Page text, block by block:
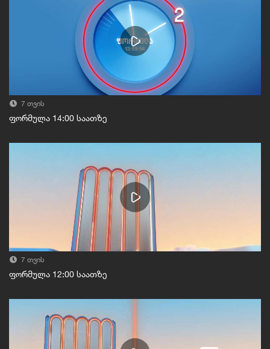
7 თვის
ფორმულა 14:00 საათზე
7 თვის
ფორმულა 12:00 საათზე